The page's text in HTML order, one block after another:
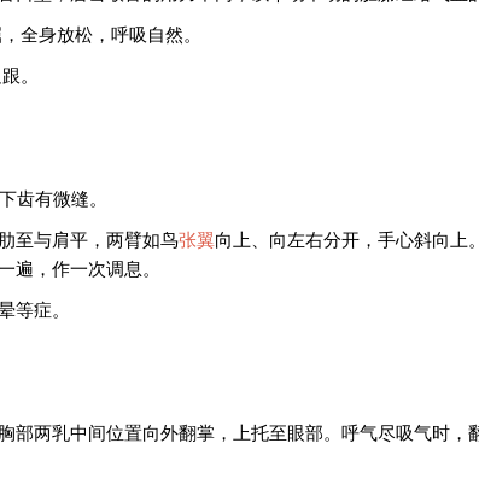
全身放松，呼吸自然。
。
有微缝。
至与肩平，两臂如鸟张翼向上、向左右分开，手心斜向
，作一次调息。
症。
部两乳中间位置向外翻掌，上托至眼部。呼气尽吸气时